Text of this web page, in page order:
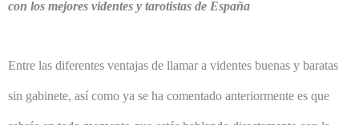
con los mejores videntes y tarotistas de España
Entre las diferentes ventajas de llamar a videntes buenas y baratas
sin gabinete, así como ya se ha comentado anteriormente es que